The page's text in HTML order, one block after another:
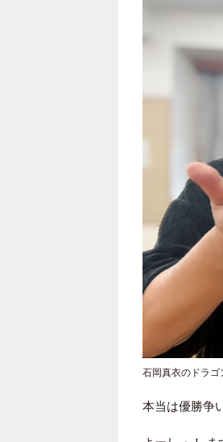
石岡真衣のドラ
本当は優勝争